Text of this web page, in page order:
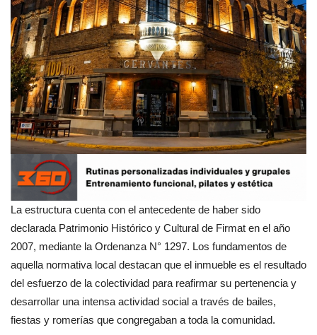
La estructura cuenta con el antecedente de haber sido
declarada Patrimonio Histórico y Cultural de Firmat en el año
2007, mediante la Ordenanza N° 1297. Los fundamentos de
aquella normativa local destacan que el inmueble es el resultado
del esfuerzo de la colectividad para reafirmar su pertenencia y
desarrollar una intensa actividad social a través de bailes,
fiestas y romerías que congregaban a toda la comunidad.